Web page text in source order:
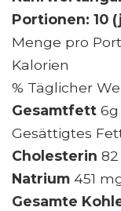
Portionen: 10
Menge pro
Kalorien
% Täglicher
Gesamtfett 6g
Gesättigtes
Cholesterin
Natrium 451
Gesamte